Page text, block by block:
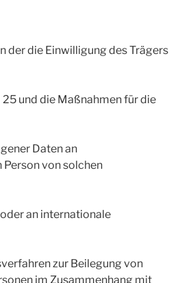
der die Einwilligung des Trägers
und die Maßnahmen für die
Daten an
von solchen
an internationale
zur Beilegung von
im Zusammenhang mit